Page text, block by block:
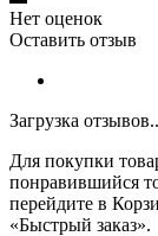
Нет оценок
Оставить отзыв
Загрузка
Для покупки
понравившийся
перейдите в
«Быстрый заказ».